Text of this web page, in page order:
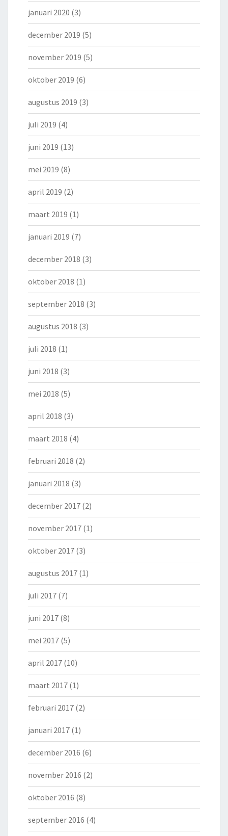
januari 2020 (3)
december 2019 (5)
november 2019 (5)
oktober 2019 (6)
augustus 2019 (3)
juli 2019 (4)
juni 2019 (13)
mei 2019 (8)
april 2019 (2)
maart 2019 (1)
januari 2019 (7)
december 2018 (3)
oktober 2018 (1)
september 2018 (3)
augustus 2018 (3)
juli 2018 (1)
juni 2018 (3)
mei 2018 (5)
april 2018 (3)
maart 2018 (4)
februari 2018 (2)
januari 2018 (3)
december 2017 (2)
november 2017 (1)
oktober 2017 (3)
augustus 2017 (1)
juli 2017 (7)
juni 2017 (8)
mei 2017 (5)
april 2017 (10)
maart 2017 (1)
februari 2017 (2)
januari 2017 (1)
december 2016 (6)
november 2016 (2)
oktober 2016 (8)
september 2016 (4)